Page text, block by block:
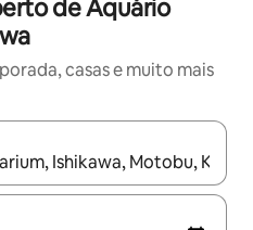
de Aquário
casas e muito mais
disponíveis, explore-os